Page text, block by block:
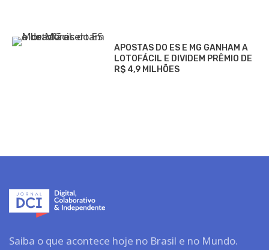
APOSTAS DO ES E MG GANHAM A
LOTOFÁCIL E DIVIDEM PRÊMIO DE
R$ 4,9 MILHÕES
Saiba o que acontece hoje no Brasil e no Mundo.